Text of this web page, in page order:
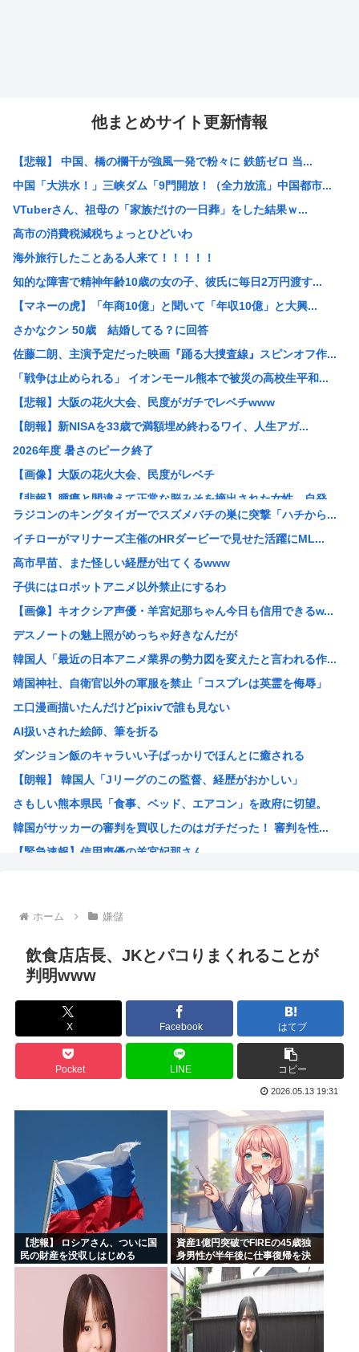
他まとめサイト更新情報
【悲報】 中国、橋の欄干が強風一発で粉々に 鉄筋ゼロ 当...
中国「大洪水！」三峡ダム「9門開放！（全力放流」中国都市...
VTuberさん、祖母の「家族だけの一日葬」をした結果ｗ...
高市の消費税減税ちょっとひどいわ
海外旅行したことある人来て！！！！！
知的な障害で精神年齢10歳の女の子、彼氏に毎日2万円渡す...
【マネーの虎】「年商10億」と聞いて「年収10億」と大興...
さかなクン 50歳 結婚してる？に回答
佐藤二朗、主演予定だった映画『踊る大捜査線』スピンオフ作...
「戦争は止められる」 イオンモール熊本で被災の高校生平和...
【悲報】大阪の花火大会、民度がガチでレベチwww
【朗報】新NISAを33歳で満額埋め終わるワイ、人生アガ...
2026年度 暑さのピーク終了
【画像】大阪の花火大会、民度がレベチ
【悲報】腫瘍と間違えて正常な脳みそを摘出された女性、自発...
【悲報】大久保佳代子、100万円貢いだ“最後の恋愛”は「...
【悲報】新NISA33歳で満額埋め終わるワイ人生アガリの...
【画像】道重さゆみのお乳wwwこれでパイズリされたら3秒...
【画像】女子野球部員『星よつは』とかいうガチで可愛すぎる...
女球審、高校球児にキレられてしまうwww
中居正広、熊本地震直後に現地炊き出しに参加していた
30歳で初めてできた彼女(32)が「どういう神経してたら...
【悲報】免許取りたての娘さん、猛者すぎて炎上するwww
【画像】 セブンイレブン、ついに神商品を販売
平成ノブシコブシの吉村が生き残って相方が消えた理由
世界初の超伝導量子熱機関…燃料もピストンもない量子エンジ...
ロシア外務省報道官、平和宣言を非難「広島市長は『偽りの呪...
【高市】トランプ「イランが核入手したら2分でイタリア滅亡...
【画像】あのちゃん、上半身ほぼ裸でご乱心
ラジコンのキングタイガーでスズメバチの巣に突撃「ハチから...
イチローがマリナーズ主催のHRダービーで見せた活躍にML...
高市早苗、また怪しい経歴が出てくるwww
子供にはロボットアニメ以外禁止にするわ
【画像】キオクシア声優・羊宮妃那ちゃん今日も信用できるw...
デスノートの魅上照がめっちゃ好きなんだが
韓国人「最近の日本アニメ業界の勢力図を変えたと言われる作...
靖国神社、自衛官以外の軍服を禁止「コスプレは英霊を侮辱」
エ口漫画描いたんだけどpixivで誰も見ない
AI扱いされた絵師、筆を折る
ダンジョン飯のキャラいい子ばっかりでほんとに癒される
【朗報】 韓国人「Jリーグのこの監督、経歴がおかしい」
さもしい熊本県民「食事、ベッド、エアコン」を政府に切望。
韓国がサッカーの審判を買収したのはガチだった！ 審判を性...
【緊急速報】信用声優の羊宮妃那さん…
ハンターハンター今何やってるかわからないWWW
5年前お前ら「AIイラストすげぇ！これもう人間のイラスト...
韓国人「台風で品不足になった沖縄のスーパーに行ってみたら...
海外「日本のこの場所は現実とは思えないレベルで美しい…！...
NISAのせいで少子化加速してるけどこれ本当に政策として...
女が100パーセント見てない漫画見つけたわ
高市早苗「袴田さんを犯人だと思ってないわよ！判決が到底承...
【維新速報】副首都・大阪都「大阪万博の跡地を “お金持ち...
あのガンプラさん、投げ売りされる
農水省「食料自給率37%で過去最低」 肥料は輸入ほぼ10...
工学博士「国民が反中に染まっているから自民党は勝った
ちいかわ、先週比209%www
ホーム 嫌儲
飲食店店長、JKとパコりまくれることが
判明www
X Facebook はてブ
Pocket LINE コピー
2026.05.13 19:31
【悲報】 ロシアさん、ついに国
民の財産を没収しはじめる
資産1億円突破でFIREの45歳独
身男性が半年後に仕事復帰を決
意した「1通の通知」